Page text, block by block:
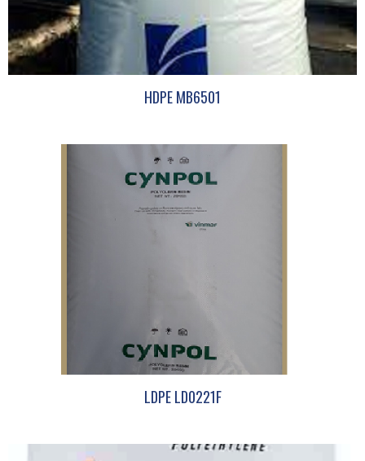
HDPE MB6501
LDPE LD0221F